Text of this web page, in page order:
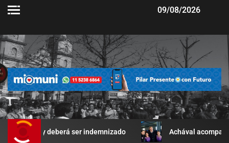
09/08/2026
deberá ser indemnizado Achával acompañó una